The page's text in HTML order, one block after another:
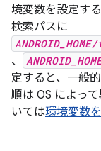
境変数を設定す
検索パスに
、
定すると、一般
順は OS によっ
いては環境変数